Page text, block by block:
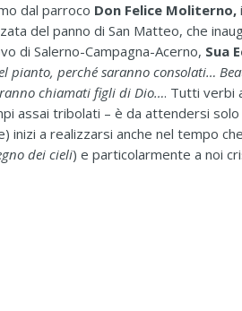
dal parroco Don Felice Moliterno,
del panno di San Matteo, che
di Salerno-Campagna-Acerno, Sua
pianto, perché saranno consolati…
chiamati figli di Dio…. Tutti verbi
assai tribolati – è da attendersi
a realizzarsi anche nel tempo
dei cieli) e particolarmente a noi